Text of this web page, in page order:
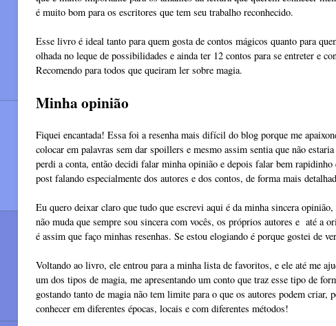
é muito bom para os escritores que tem seu trabalho reconhecido.
Esse livro é ideal tanto para quem gosta de contos mágicos quanto para
olhada no leque de possibilidades e ainda ter 12 contos para se entreter e
Recomendo para todos que queiram ler sobre magia.
Minha opinião
Fiquei encantada! Essa foi a resenha mais difícil do blog porque me
colocar em palavras sem dar spoillers e mesmo assim sentia que não
perdi a conta, então decidi falar minha opinião e depois falar bem rapidinho
post falando especialmente dos autores e dos contos, de forma mais
Eu quero deixar claro que tudo que escrevi aqui é da minha sincera
não muda que sempre sou sincera com vocês, os próprios autores e até a
é assim que faço minhas resenhas. Se estou elogiando é porque gostei de
Voltando ao livro, ele entrou para a minha lista de favoritos, e ele até me
um dos tipos de magia, me apresentando um conto que traz esse tipo de
gostando tanto de magia não tem limite para o que os autores podem criar,
conhecer em diferentes épocas, locais e com diferentes métodos!